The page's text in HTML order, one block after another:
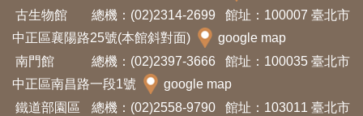
古生物館
總機：(02)2314-2699
館址：100007 臺北市
中正區襄陽路25號(本館斜對面)
google map
南門館
總機：(02)2397-3666
館址：100035 臺北市
中正區南昌路一段1號
google map
鐵道部園區
總機：(02)2558-9790
館址：103011 臺北市